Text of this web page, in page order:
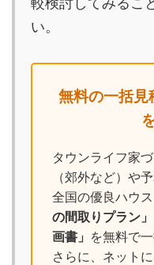
い。
無料の一括見
タウンライフ家
（郊外など）や
全国の優良ハウ
の間取りプラン
画書」 を無料で
さらに、ネット